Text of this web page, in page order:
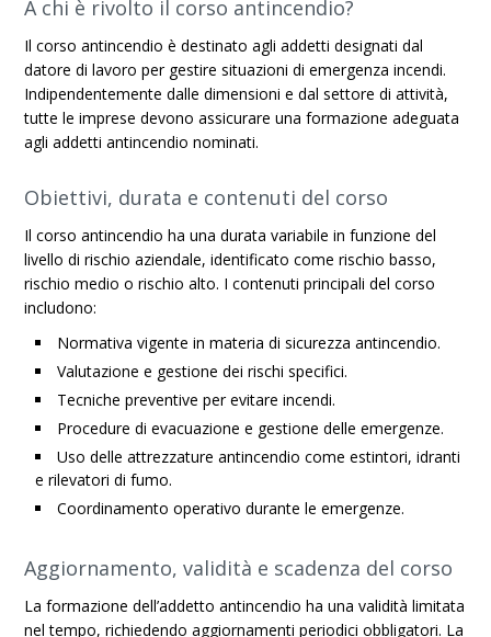
A chi è rivolto il corso antincendio?
Il corso antincendio è destinato agli addetti designati dal
datore di lavoro per gestire situazioni di emergenza incendi.
Indipendentemente dalle dimensioni e dal settore di attività,
tutte le imprese devono assicurare una formazione adeguata
agli addetti antincendio nominati.
Obiettivi, durata e contenuti del corso
Il corso antincendio ha una durata variabile in funzione del
livello di rischio aziendale, identificato come rischio basso,
rischio medio o rischio alto. I contenuti principali del corso
includono:
Normativa vigente in materia di sicurezza antincendio.
Valutazione e gestione dei rischi specifici.
Tecniche preventive per evitare incendi.
Procedure di evacuazione e gestione delle emergenze.
Uso delle attrezzature antincendio come estintori, idranti
e rilevatori di fumo.
Coordinamento operativo durante le emergenze.
Aggiornamento, validità e scadenza del corso
La formazione dell’addetto antincendio ha una validità limitata
nel tempo, richiedendo aggiornamenti periodici obbligatori. La